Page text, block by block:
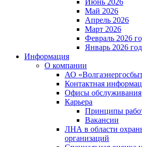
Июнь 2026
Май 2026
Апрель 2026
Март 2026
Февраль 2026
Январь 2026 год
Информация
О компании
АО
Контактная
Офисы обслуживания
Карьера
Принципы
Вакансии
ЛНА в области
организаций